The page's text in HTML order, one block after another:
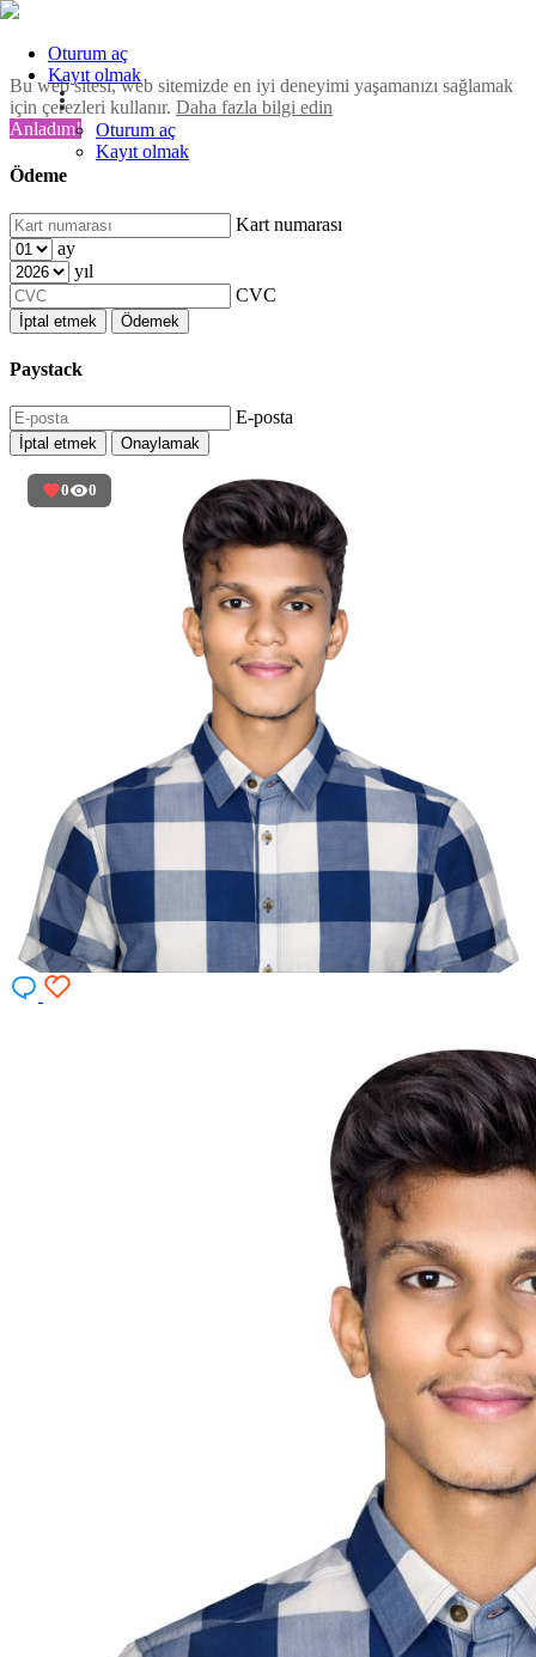
Bu web sitesi, web sitemizde en iyi deneyimi yaşamanızı sağlamak
için çerezleri kullanır. Daha fazla bilgi edin
Anladım!
Ödeme
Kart numarası
ay
yıl
CVC
İptal etmek Ödemek
Paystack
E-posta
İptal etmek Onaylamak
Oturum aç
Kayıt olmak
Oturum aç
Kayıt olmak
0 0